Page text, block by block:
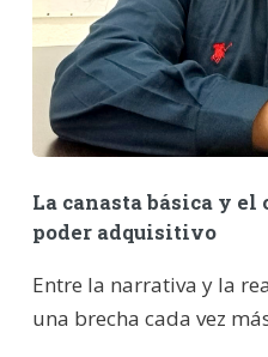
La canasta básica y
poder adquisitivo
Entre la narrativa y la
una brecha cada vez